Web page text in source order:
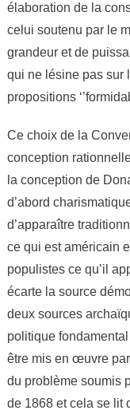
élaboration de la
celui soutenu par le
grandeur et de
qui ne lésine pas sur
propositions
Ce choix de la
conception
la conception de
d’abord
d’apparaître
ce qui est américain
populistes ce qu’il
écarte la source
deux sources
politique
être mis en œuvre
du problème soumis
de 1868 et cela se lit